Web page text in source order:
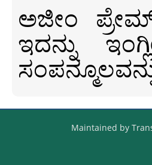
ಅಜೀಂ
ಇದನ್ನು
Maintained by